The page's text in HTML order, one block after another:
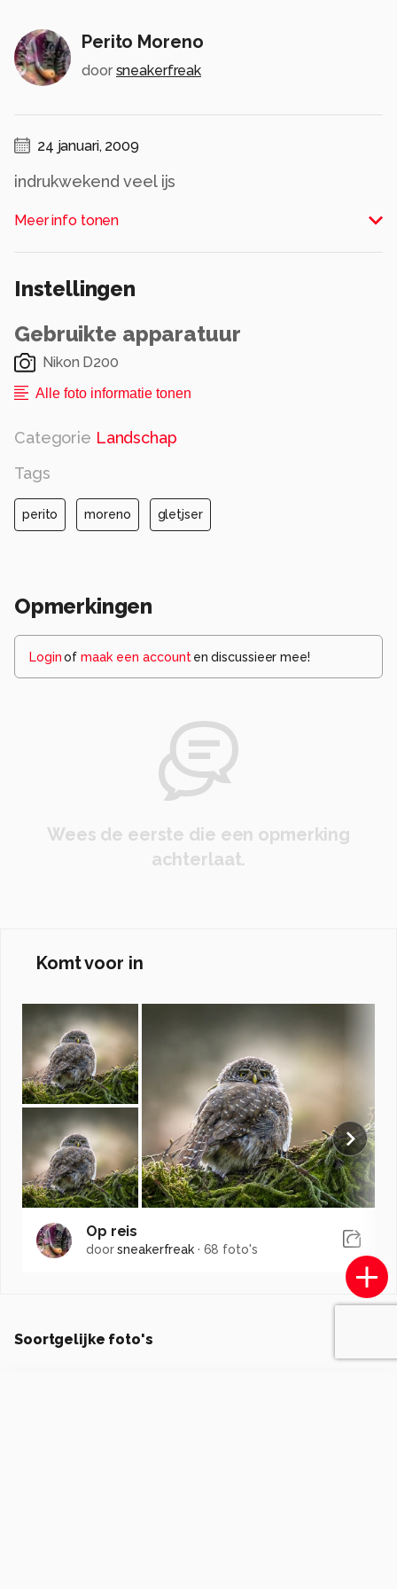
Perito Moreno
door sneakerfreak
24 januari, 2009
indrukwekend veel ijs
Alle rechten voorbehouden
Meer info tonen
Instellingen
Gebruikte apparatuur
Nikon D200
Alle foto informatie tonen
Categorie Landschap
Tags
perito moreno gletjser
Opmerkingen
Loginof maak een account en discussieer mee!
Wees de eerste die een opmerking
achterlaat.
Komt voor in
Op reis
doorsneakerfreak· 68 foto's
Soortgelijke foto's